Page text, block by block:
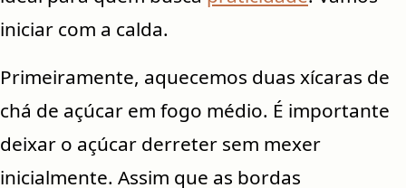
iniciar com a calda.
Primeiramente, aquecemos duas xícaras de
chá de açúcar em fogo médio. É importante
deixar o açúcar derreter sem mexer
inicialmente. Assim que as bordas